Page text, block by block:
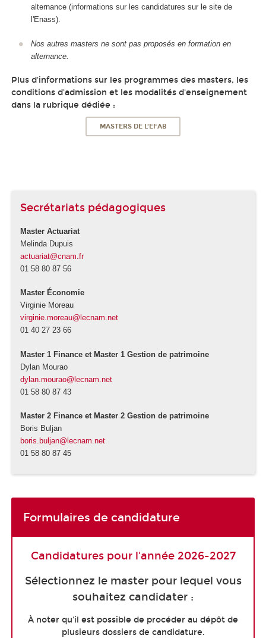
alternance (informations sur les candidatures sur le site de
l'Enass).
Nos autres masters ne sont pas proposés en formation en
alternance.
Plus d'informations sur les programmes des masters, les
conditions d'admission et les modalités d'enseignement
dans la rubrique dédiée :
MASTERS DE L'EFAB
Secrétariats pédagogiques
Master Actuariat
Melinda Dupuis
actuariat@cnam.fr
01 58 80 87 56
Master Économie
Virginie Moreau
virginie.moreau@lecnam.net
01 40 27 23 66
Master 1 Finance et Master 1 Gestion de patrimoine
Dylan Mourao
dylan.mourao@lecnam.net
01 58 80 87 43
Master 2 Finance et Master 2 Gestion de patrimoine
Boris Buljan
boris.buljan@lecnam.net
01 58 80 87 45
Formulaires de candidature
Candidatures pour l'année 2026-2027
Sélectionnez le master pour lequel vous
souhaitez candidater :
À noter qu'il est possible de procéder au dépôt de
plusieurs dossiers de candidature.